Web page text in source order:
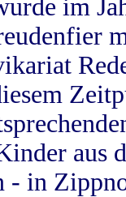
im
aus
- in